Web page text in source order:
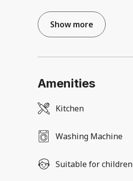
Show more
Amenities
Kitchen
Washing Machine
Suitable for children